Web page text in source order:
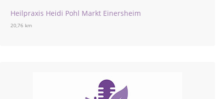
Heilpraxis Heidi Pohl Markt Einersheim
20,76 km